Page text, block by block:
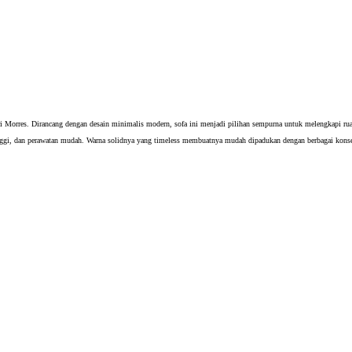
Morres. Dirancang dengan desain minimalis modern, sofa ini menjadi pilihan sempurna untuk melengkapi
dan perawatan mudah. Warna solidnya yang timeless membuatnya mudah dipadukan dengan berbagai